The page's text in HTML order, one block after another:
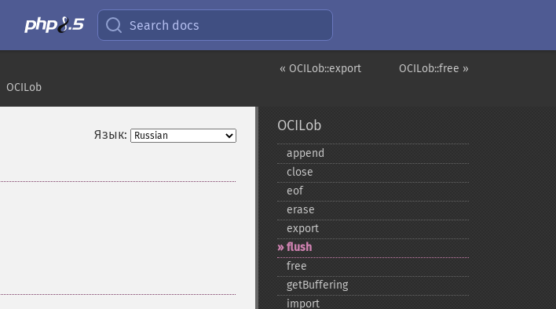
Search docs
OCILob::free »
« OCILob::export
OCILob
Язык:
OCILob
append
close
eof
erase
export
flush
free
getBuffering
import